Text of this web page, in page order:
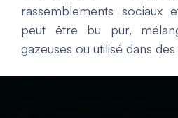
rassemblements sociaux
peut être bu pur,
gazeuses ou utilisé dans